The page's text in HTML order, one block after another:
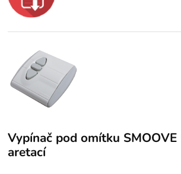
Vypínač pod omítku
aretací